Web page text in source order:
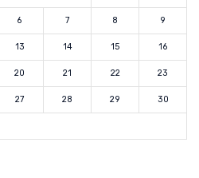
6 7 8 9
13 14 15 16
20 21 22 23
27 28 29 30